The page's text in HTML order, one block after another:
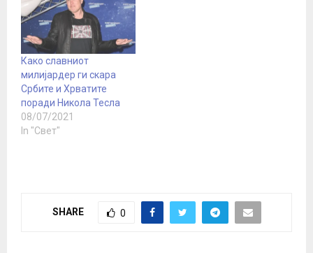
Како славниот
милијардер ги скара
Србите и Хрватите
поради Никола Тесла
08/07/2021
In "Свет"
SHARE 0